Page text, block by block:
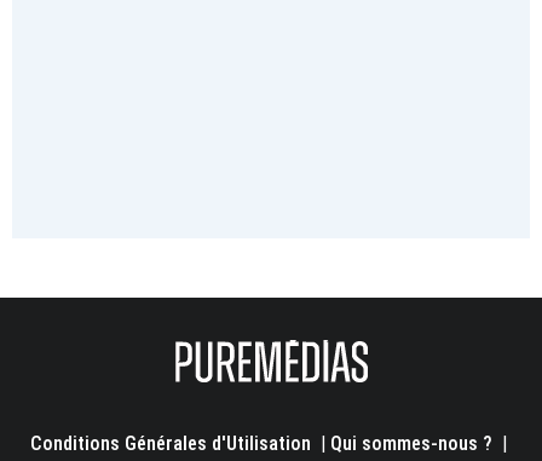
Conditions Générales d'Utilisation | Qui sommes-nous ? |